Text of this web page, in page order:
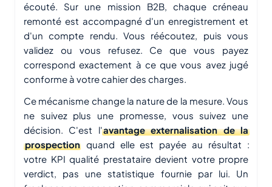
écouté. Sur une mission B2B, chaque créneau
remonté est accompagné d'un enregistrement et
d'un compte rendu. Vous réécoutez, puis vous
validez ou vous refusez. Ce que vous payez
correspond exactement à ce que vous avez jugé
conforme à votre cahier des charges.
Ce mécanisme change la nature de la mesure. Vous
ne suivez plus une promesse, vous suivez une
décision. C'est l'avantage externalisation de la
prospection quand elle est payée au résultat :
votre KPI qualité prestataire devient votre propre
verdict, pas une statistique fournie par lui. Un